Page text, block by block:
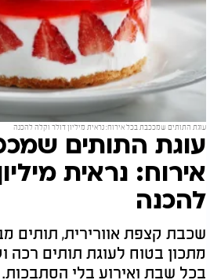
עוגת התותים שמככבת בכל אירוח: נראית מיליון דולר וקלה להכנה
עוגת התותים
אירוח: נראית
להכנה
שכבת קצפת אוורירית, תותים
מתכון בטוח לעוגת תותים רכה
בכל שבת ואירוע בלי הסתבכות.